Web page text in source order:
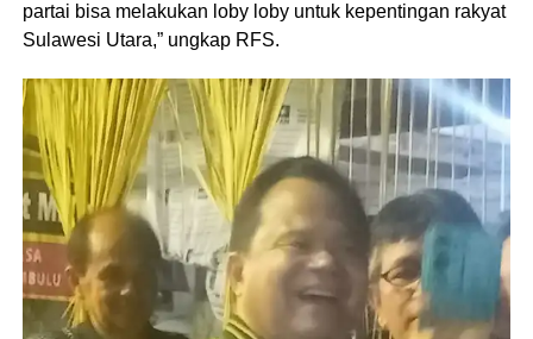
partai bisa melakukan loby loby untuk kepentingan rakyat
Sulawesi Utara,” ungkap RFS.